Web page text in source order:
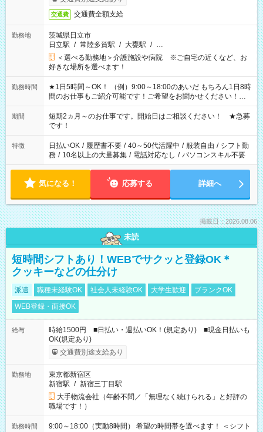
交通費 交通費全額支給
勤務地
茨城県日立市
日立駅 / 常陸多賀駅 / 大甕駅 / …
＜選べる勤務地＞介護施設や病院 ※ご自宅の近くなど、お
好きな場所を選べます！
勤務時間
★1日5時間～OK！ （例）9:00～18:00のあいだ もちろん1日8時
間のお仕事もご紹介可能です！ご希望をお聞かせください！★
家庭の都合でお休みが必要な場合も遠慮なくご相談ください。
※週最低15時間以上の勤務が必要です
期間
短期2ヵ月～のお仕事です。開始日はご相談ください！ ★急募
です！
特徴 日払いOK / 履歴書不要 / 40～50代活躍中 / 服装自由 / シフト勤
務 / 10名以上の大量募集 / 電話対応なし / パソコンスキル不要
気になる！ 応募する 詳細へ
掲載日：2026.08.06
未読
短時間シフトあり！WEBでサクッと登録OK＊
クッキーなどの仕分け
派遣 職種未経験OK 社会人未経験OK 大学生歓迎
ブランクOK
WEB登録・面接OK
給与
時給1500円 ■日払い・週払いOK！(規定あり) ■現金日払いも
OK(規定あり)
交通費別途支給あり
勤務地
東京都新宿区
新宿駅 / 新宿三丁目駅
大手物流会社（年齢不問／「無理なく続けられる」と好評の
職場です！）
勤務時間
9:00～18:00（実動8時間） 希望の時間帯を選べます！ ＜シフト